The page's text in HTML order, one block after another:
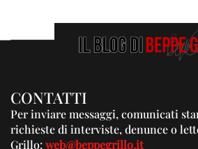
CONTATTI
Per inviare messaggi, comunicati
richieste di interviste, denunce o
Grillo:web@beppegrillo.it